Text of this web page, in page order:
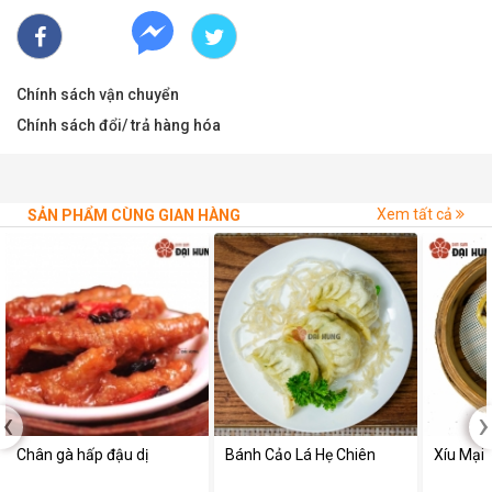
3. Nét riêng biệt của sản phẩm xíu mại gà
Chính sách vận chuyển
Chính sách đổi/ trả hàng hóa
SẢN PHẨM CÙNG GIAN HÀNG Xem tất cả
Chân gà hấp đậu dị Bánh Cảo Lá Hẹ Chiên Xíu Mại
‹ ›